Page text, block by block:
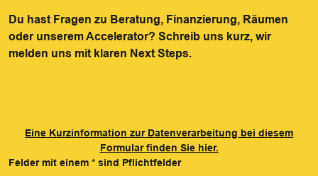
Du hast Fragen zu Beratung, Finanzierung, Räumen
oder unserem Accelerator? Schreib uns kurz, wir
melden uns mit klaren Next Steps.
Eine Kurzinformation zur Datenverarbeitung bei diesem
Formular finden Sie hier.
Felder mit einem * sind Pflichtfelder